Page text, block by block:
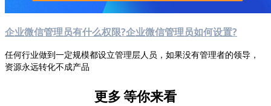
企业微信管理员有什么权限?企业微信管理员如何设置?
任何行业做到一定规模都设立管理层人员，如果没有管理者的领导，
资源永远转化不成产品
更多等你来看